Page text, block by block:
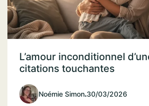
L’amour inconditionnel
citations touchantes
Noémie Simon.30/03/2026